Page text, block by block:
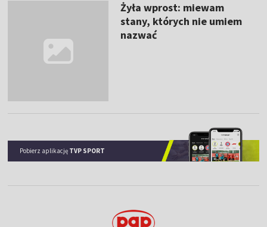
Żyła wprost: miewam
stany, których nie umiem
nazwać
Pobierz aplikację TVP SPORT